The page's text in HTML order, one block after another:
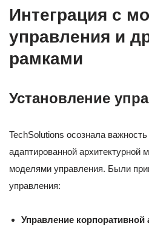
Интеграция с
управления и
рамками
Установление
TechSolutions осознала
адаптированной
моделями управления. Были
управления:
Управление корпоративной